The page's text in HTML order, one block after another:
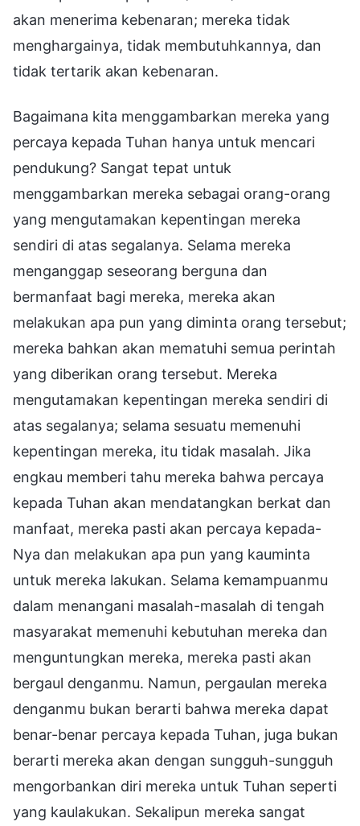
akan menerima kebenaran; mereka tidak
menghargainya, tidak membutuhkannya, dan
tidak tertarik akan kebenaran.
Bagaimana kita menggambarkan mereka yang
percaya kepada Tuhan hanya untuk mencari
pendukung? Sangat tepat untuk
menggambarkan mereka sebagai orang-orang
yang mengutamakan kepentingan mereka
sendiri di atas segalanya. Selama mereka
menganggap seseorang berguna dan
bermanfaat bagi mereka, mereka akan
melakukan apa pun yang diminta orang tersebut;
mereka bahkan akan mematuhi semua perintah
yang diberikan orang tersebut. Mereka
mengutamakan kepentingan mereka sendiri di
atas segalanya; selama sesuatu memenuhi
kepentingan mereka, itu tidak masalah. Jika
engkau memberi tahu mereka bahwa percaya
kepada Tuhan akan mendatangkan berkat dan
manfaat, mereka pasti akan percaya kepada-
Nya dan melakukan apa pun yang kauminta
untuk mereka lakukan. Selama kemampuanmu
dalam menangani masalah-masalah di tengah
masyarakat memenuhi kebutuhan mereka dan
menguntungkan mereka, mereka pasti akan
bergaul denganmu. Namun, pergaulan mereka
denganmu bukan berarti bahwa mereka dapat
benar-benar percaya kepada Tuhan, juga bukan
berarti mereka akan dengan sungguh-sungguh
mengorbankan diri mereka untuk Tuhan seperti
yang kaulakukan. Sekalipun mereka sangat